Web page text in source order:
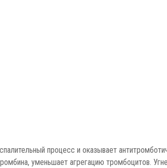
процесс и оказывает
уменьшает агрегацию тромбоцитов.